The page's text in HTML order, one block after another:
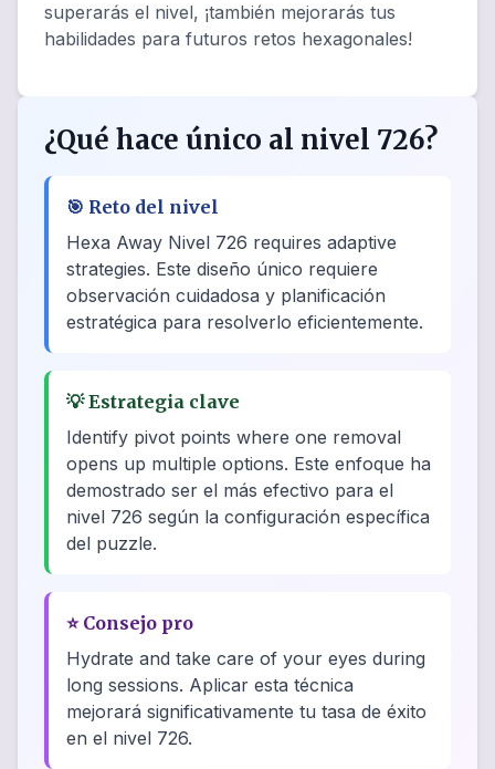
superarás el nivel, ¡también mejorarás tus
habilidades para futuros retos hexagonales!
¿Qué hace único al nivel 726?
🎯 Reto del nivel
Hexa Away Nivel 726 requires adaptive
strategies. Este diseño único requiere
observación cuidadosa y planificación
estratégica para resolverlo eficientemente.
💡Estrategia clave
Identify pivot points where one removal
opens up multiple options. Este enfoque ha
demostrado ser el más efectivo para el
nivel 726 según la configuración específica
del puzzle.
⭐ Consejo pro
Hydrate and take care of your eyes during
long sessions. Aplicar esta técnica
mejorará significativamente tu tasa de éxito
en el nivel 726.